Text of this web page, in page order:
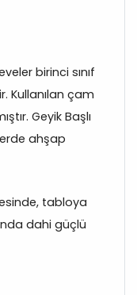
birinci sınıf
Kullanılan çam
Geyik Başlı
ahşap
tabloya
dahi güçlü